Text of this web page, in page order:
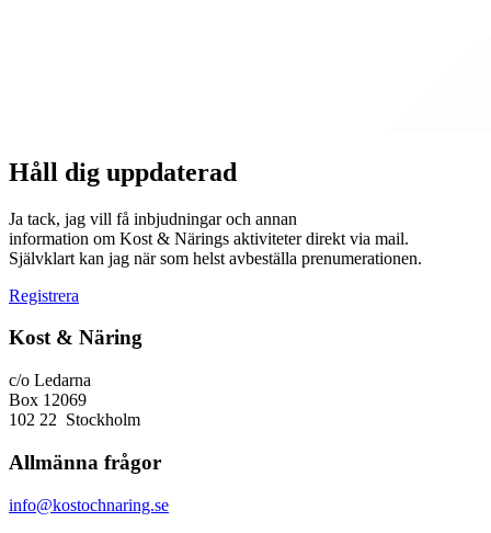
Håll dig uppdaterad
Ja tack, jag vill få inbjudningar och annan
information om Kost & Närings aktiviteter direkt via mail.
Självklart kan jag när som helst avbeställa prenumerationen.
Registrera
Kost & Näring
c/o Ledarna
Box 12069
102 22 Stockholm
Allmänna frågor
info@kostochnaring.se